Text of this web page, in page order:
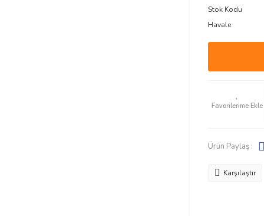
Stok Kodu
Havale
Ürün Paylaş :
Karşılaştır